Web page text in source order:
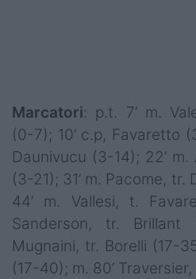
Marcatori: p.t. 7’ m.
(0-7); 10’ c.p, Favaretto
Daunivucu (3-14); 22’
(3-21); 31’ m. Pacome,
44’ m. Vallesi, t.
Sanderson, tr. Brillant
Mugnaini, tr. Borelli (17-
(17-40); m. 80’